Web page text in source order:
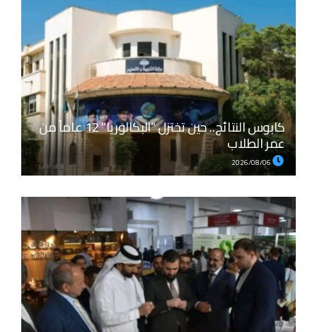
كابوس النتائج.. حين تختزل “البكالوريا” 12 عاماً من
عمر الطلاب